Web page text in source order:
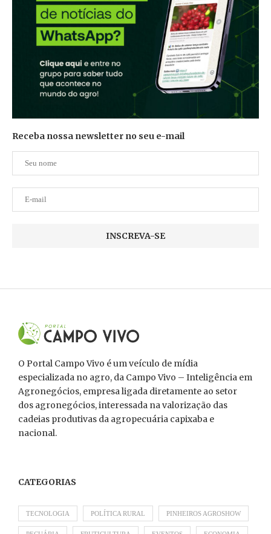
Receba nossa newsletter no seu e-mail
O Portal Campo Vivo é um veículo de mídia
especializada no agro, da Campo Vivo – Inteligência em
Agronegócios, empresa ligada diretamente ao setor
dos agronegócios, interessada na valorização das
cadeias produtivas da agropecuária capixaba e
nacional.
CATEGORIAS
TECNOLOGIA POLÍTICA RURAL PINHEIROS AGROSHOW